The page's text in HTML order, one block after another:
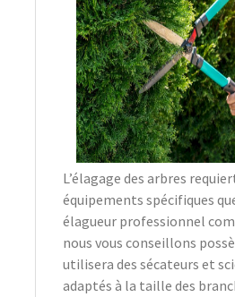
L’élagage des arbres
équipements spécifiques
élagueur professionnel
nous vous conseillons
utilisera des sécateurs et
adaptés à la taille des